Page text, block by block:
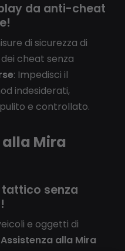
da anti-cheat
di sicurezza di
cheat senza
: Impedisci il
indesiderati,
e controllato.
alla Mira
senza
e oggetti di
Assistenza alla Mira